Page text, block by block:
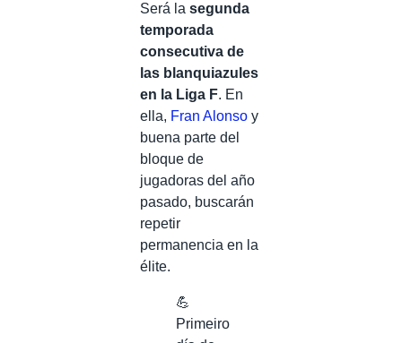
Será la segunda
temporada
consecutiva de
las blanquiazules
en la Liga F. En
ella, Fran Alonso y
buena parte del
bloque de
jugadoras del año
pasado, buscarán
repetir
permanencia en la
élite.
💪
Primeiro